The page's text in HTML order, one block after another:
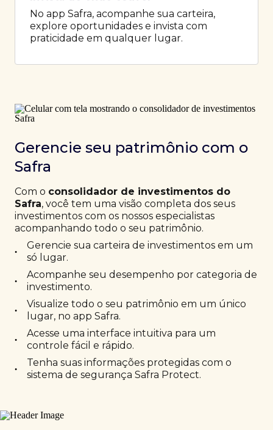
No app Safra, acompanhe sua carteira,
explore oportunidades e invista com
praticidade em qualquer lugar.
Gerencie seu patrimônio com o
Safra
Com o consolidador de investimentos do
Safra, você tem uma visão completa dos seus
investimentos com os nossos especialistas
acompanhando todo o seu patrimônio.
•
Gerencie sua carteira de investimentos em um
só lugar.
•
Acompanhe seu desempenho por categoria de
investimento.
•
Visualize todo o seu patrimônio em um único
lugar, no app Safra.
•
Acesse uma interface intuitiva para um
controle fácil e rápido.
•
Tenha suas informações protegidas com o
sistema de segurança Safra Protect.